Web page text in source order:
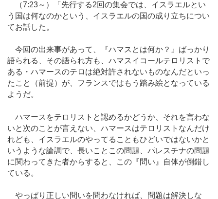
（7:23～）「先行する2回の集会では、イスラエルとい
う国は何なのかという、イスラエルの国の成り立ちについ
てお話した。
今回の出来事があって、『ハマスとは何か？』ばっかり
語られる、その語られ方も、ハマスイコールテロリストで
ある・ハマースのテロは絶対許されないものなんだといっ
たこと（前提）が、フランスではもう踏み絵となっている
ようだ。
ハマースをテロリストと認めるかどうか、それを言わな
いと次のことが言えない、ハマースはテロリストなんだけ
れども、イスラエルのやってることもひどいではないかと
いうような論調で、長いことこの問題、パレスチナの問題
に関わってきた者からすると、この『問い』自体が倒錯し
ている。
やっぱり正しい問いを問わなければ、問題は解決しな